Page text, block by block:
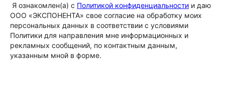
Я ознакомлен(а) с Политикой конфиденциальности и даю
ООО «ЭКСПОНЕНТА» свое согласие на обработку моих
персональных данных в соответствии с условиями
Политики для направления мне информационных и
рекламных сообщений, по контактным данным,
указанным мной в форме.